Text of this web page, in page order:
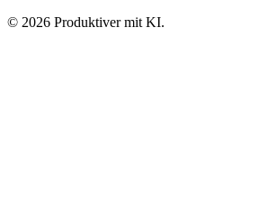
© 2026 Produktiver mit KI.